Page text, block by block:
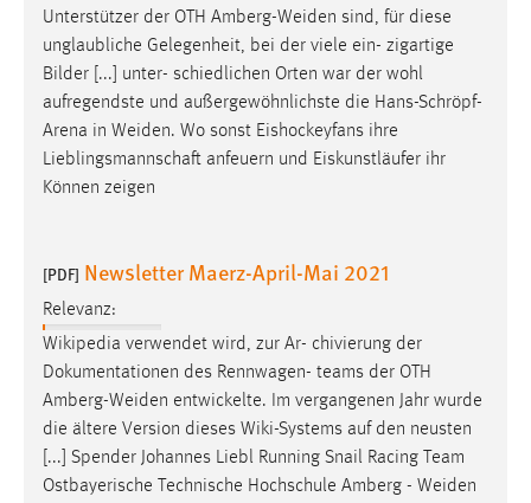
Unterstützer der OTH Amberg-Weiden sind, für diese
unglaubliche Gelegenheit, bei der viele ein- zigartige
Bilder [...] unter- schiedlichen Orten war der wohl
aufregendste und außergewöhnlichste die Hans-Schröpf-
Arena in Weiden. Wo sonst Eishockeyfans ihre
Lieblingsmannschaft anfeuern und Eiskunstläufer ihr
Können zeigen
[PDF] Newsletter Maerz-April-Mai 2021
Relevanz:
Wikipedia verwendet wird, zur Ar- chivierung der
Dokumentationen des Rennwagen- teams der OTH
Amberg-Weiden entwickelte. Im vergangenen Jahr wurde
die ältere Version dieses Wiki-Systems auf den neusten
[...] Spender Johannes Liebl Running Snail Racing Team
Ostbayerische Technische Hochschule Amberg - Weiden